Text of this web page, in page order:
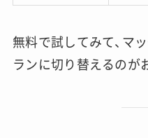
無料で試してみて、マ
ランに切り替えるのが